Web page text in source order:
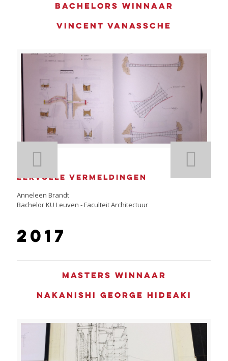
Bachelors winnaar
Vincent Vanassche
Eervolle vermeldingen
Anneleen Brandt
Bachelor KU Leuven - Faculteit Architectuur
2017
Masters winnaar
Nakanishi George Hideaki